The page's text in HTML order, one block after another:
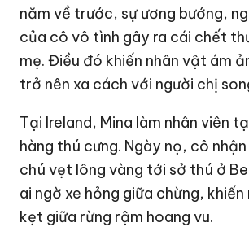
năm về trước, sự ương bướng,
của cô vô tình gây ra cái chết
mẹ. Điều đó khiến nhân vật ám
trở nên xa cách với người chị
Tại Ireland, Mina làm nhân viên
hàng thú cưng. Ngày nọ, cô
chú vẹt lông vàng tới sở thú ở
ai ngờ xe hỏng giữa chừng,
kẹt giữa rừng rậm hoang vu.